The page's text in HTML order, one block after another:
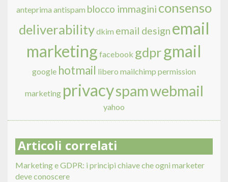
anteprima antispam blocco immagini consenso
deliverabilitydkim email design email
marketing facebook gdpr gmail
google hotmail libero mailchimp permission
marketing privacyspamwebmail
yahoo
Articoli correlati
Marketing e GDPR: i principi chiave che ogni marketer
deve conoscere